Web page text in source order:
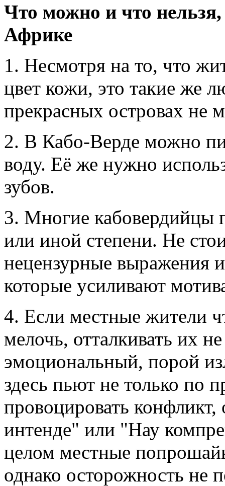
Что можно и что
Африке
1. Несмотря на то, что
цвет кожи, это такие же
прекрасных островах не
2. В Кабо-Верде можно
воду. Её же нужно
зубов.
3. Многие кабовердийцы
или иной степени. Не
нецензурные выражения
которые усиливают
4. Если местные жители
мелочь, отталкивать их
эмоциональный, порой
здесь пьют не только по
провоцировать конфликт,
интенде" или "Нау
целом местные
однако осторожность не